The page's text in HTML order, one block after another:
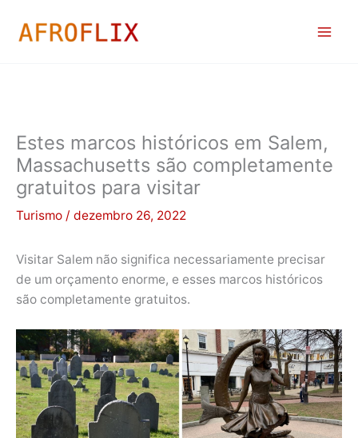
para
Estes marcos históricos em Salem,
Massachusetts são completamente
gratuitos para visitar
Turismo / dezembro 26, 2022
Visitar Salem não significa necessariamente precisar
de um orçamento enorme, e esses marcos históricos
são completamente gratuitos.